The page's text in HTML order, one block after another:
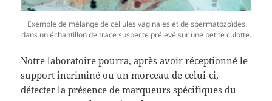
Exemple de mélange de cellules vaginales et de spermatozoïdes
dans un échantillon de trace suspecte prélevé sur une petite culotte.
Notre laboratoire pourra, après avoir réceptionné le
support incriminé ou un morceau de celui-ci,
détecter la présence de marqueurs spécifiques du